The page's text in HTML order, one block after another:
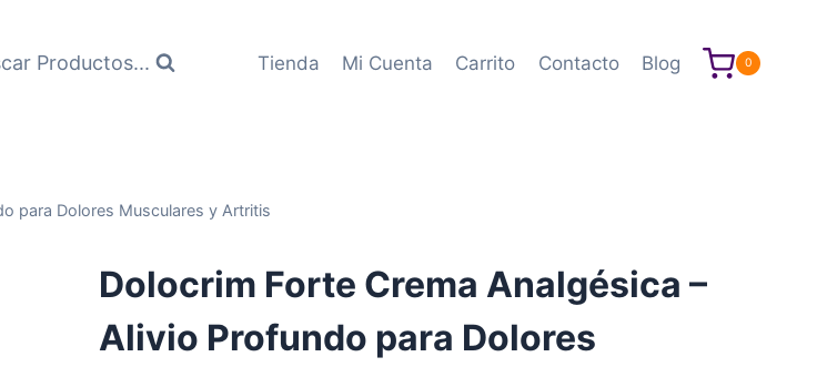
Productos... Tienda Mi Cuenta Carrito Contacto Blog 0
para Dolores Musculares y Artritis
Dolocrim Forte Crema Analgésica –
Alivio Profundo para Dolores